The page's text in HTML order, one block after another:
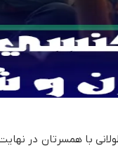
با همسرتان در